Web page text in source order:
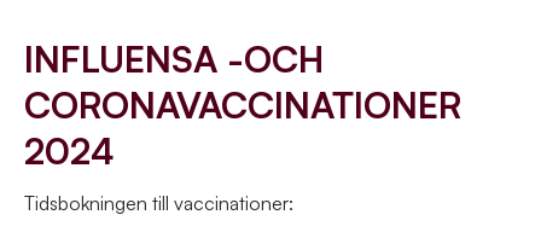
INFLUENSA -OCH
CORONAVACCINATIONER
2024
Tidsbokningen till vaccinationer: